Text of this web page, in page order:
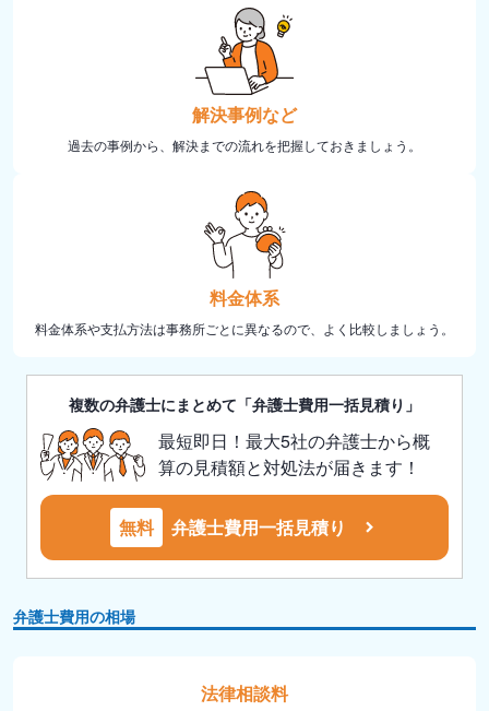
解決事例など
過去の事例から、解決までの流れを把握しておきましょう。
料金体系
料金体系や支払方法は事務所ごとに異なるので、よく比較しましょう。
複数の弁護士にまとめて「弁護士費用一括見積り」
最短即日！最大5社の弁護士から概
算の見積額と対処法が届きます！
無料 弁護士費用一括見積り
弁護士費用の相場
法律相談料